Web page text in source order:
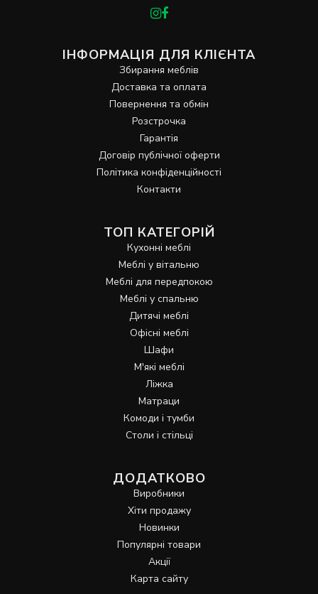
ІНФОРМАЦІЯ ДЛЯ КЛІЄНТА
Збирання меблів
Доставка та оплата
Повернення та обмін
Розстрочка
Гарантія
Договір публічної оферти
Політика конфіденційності
Контакти
ТОП КАТЕГОРІЙ
Кухонні меблі
Меблі у вітальню
Меблі для передпокою
Меблі у спальню
Дитячі меблі
Офісні меблі
Шафи
М'які меблі
Ліжка
Матраци
Комоди і тумби
Столи і стільці
ДОДАТКОВО
Виробники
Хіти продажу
Новинки
Популярні товари
Акції
Карта сайту